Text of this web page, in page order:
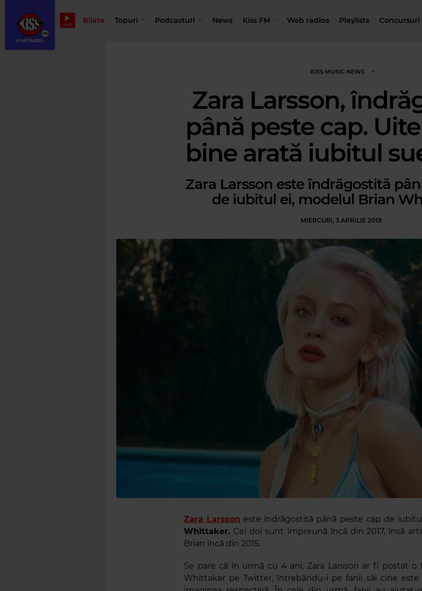
LIVE Bilete Topuri Podcasturi News Kiss FM Web radios Playlists Concursuri
KISS MUSIC NEWS
Zara Larsson,
până peste cap.
bine arată iubitul
Zara Larsson este îndrăgostită
de iubitul ei, modelul Brian
MIERCURI, 3 APRILIE 2019
Zara Larsson este îndrăgostită până peste cap de
Whittaker.Cei doi sunt împreună încă din 2017, însă
Brian încă din 2015.
Se pare că în urmă cu 4 ani, Zara Larsson ar fi postat o
Whittaker pe Twitter, întrebându-i pe fanii săi cine